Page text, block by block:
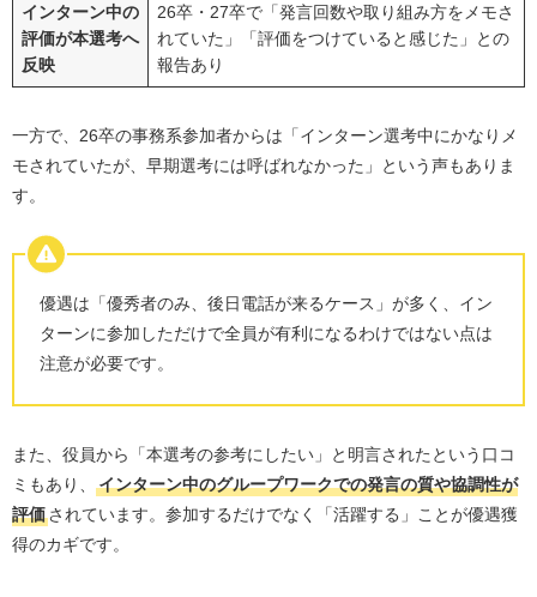
インターン中の
評価が本選考へ
反映
26卒・27卒で「発言回数や取り組み方をメモさ
れていた」「評価をつけていると感じた」との
報告あり
一方で、26卒の事務系参加者からは「インターン選考中にかなりメ
モされていたが、早期選考には呼ばれなかった」という声もありま
す。
優遇は「優秀者のみ、後日電話が来るケース」が多く、イン
ターンに参加しただけで全員が有利になるわけではない点は
注意が必要です。
また、役員から「本選考の参考にしたい」と明言されたという口コ
ミもあり、
インターン中のグループワークでの発言の質や協調性が
評価されています。参加するだけでなく「活躍する」ことが優遇獲
得のカギです。